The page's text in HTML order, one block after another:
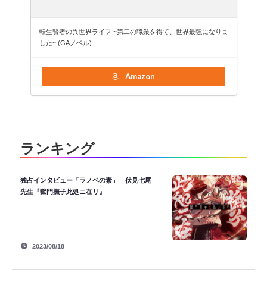
転生賢者の異世界ライフ ~第二の職業を得て、世界最強になりま
した~ (GAノベル)
Amazon
ランキング
独占インタビュー「ラノベの素」 伏見七尾
先生『獄門撫子此処ニ在リ』
2023/08/18